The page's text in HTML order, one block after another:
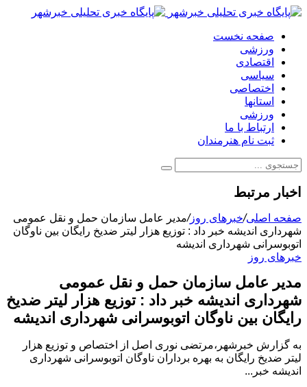
صفحه نخست
ورزشی
اقتصادی
سیاسی
اختصاصی
استانها
ورزشی
ارتباط با ما
ثبت نام هنرمندان
اخبار مرتبط
صفحه اصلی/خبرهای روز/مدیر عامل سازمان حمل و نقل عمومی
شهرداری اندیشه خبر داد : توزیع هزار لیتر ضدیخ رایگان بین ناوگان
اتوبوسرانی شهرداری اندیشه
خبرهای روز
مدیر عامل سازمان حمل و نقل عمومی
شهرداری اندیشه خبر داد : توزیع هزار لیتر ضدیخ
رایگان بین ناوگان اتوبوسرانی شهرداری اندیشه
به گزارش خبرشهر،مرتضی نوری اصل از اختصاص و توزیع هزار
لیتر ضدیخ رایگان به بهره برداران ناوگان اتوبوسرانی شهرداری
اندیشه خبر...